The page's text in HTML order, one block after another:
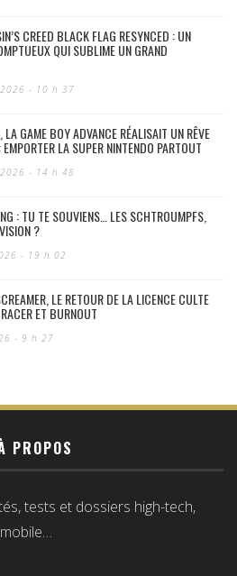
CREED BLACK FLAG RESYNCED : UN
QUI SUBLIME UN GRAND
- 10 h 37
GAME BOY ADVANCE RÉALISAIT UN RÊVE
LA SUPER NINTENDO PARTOUT
- 14 h 48
: TU TE SOUVIENS… LES SCHTROUMPFS,
?
- 19 h 02
LE RETOUR DE LA LICENCE CULTE
ET BURNOUT
- 9 h 27
PROPOS
tests et dossiers high-tech,